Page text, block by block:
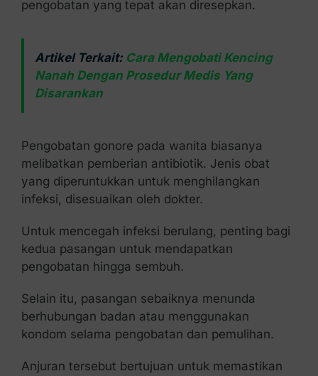
pengobatan yang tepat akan diresepkan.
Artikel Terkait: Cara Mengobati Kencing
Nanah Dengan Prosedur Medis Yang
Disarankan
Pengobatan gonore pada wanita biasanya
melibatkan pemberian antibiotik. Jenis obat
yang diperuntukkan untuk menghilangkan
infeksi, disesuaikan oleh dokter.
Untuk mencegah infeksi berulang, penting bagi
kedua pasangan untuk mendapatkan
pengobatan hingga sembuh.
Selain itu, pasangan sebaiknya menunda
berhubungan badan atau menggunakan
kondom selama pengobatan dan pemulihan.
Anjuran tersebut bertujuan untuk memastikan